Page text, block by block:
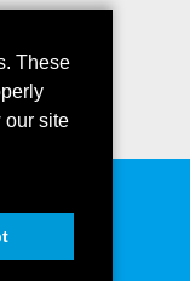
These
our site